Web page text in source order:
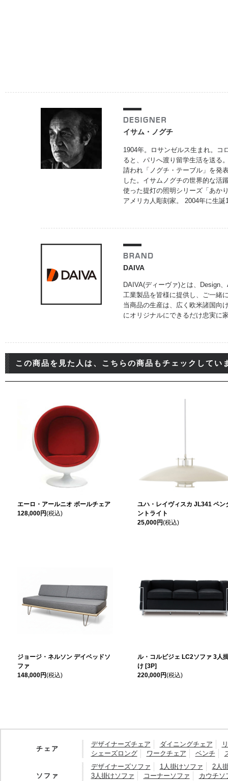
イサム・ノグチ
1904年。ロサンゼルス生まれ。コ
ると、パリへ渡り留学生活を送る
請われ「ノグチ・テーブル」を発
した。イサムノグチの世界的な活
使った提灯の照明シリーズ「あか
アメリカ人彫刻家。 2004年に生
DAIVA
DAIVA(ディーヴァ)とは、Design
工業製品を皆様に提供し、ご一緒
当商品の生産は、広く欧米諸国向
にオリジナルにできるだけ忠実に
この商品を見た人は、こちらの商品もチェックしてい
エーロ・アールニオ ボールチェア
128,000円(税込)
ユハ・レイヴィスカ JL341 ペン
ントライト
25,000円(税込)
ジョージ・ネルソン デイベッドソ
ファ
148,000円(税込)
ル・コルビジェ LC2ソファ 3人
け [3P]
220,000円(税込)
チェア
デザイナーズチェア ダイニングチェア
シェーズロング
ワークチェア ベンチ
ソファ
デザイナーズソファ 1人掛けソファ
2人
3人掛けソファ
コーナーソファ カウチソ